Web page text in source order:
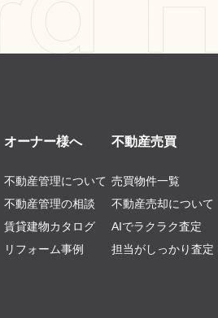
オーナー様へ
不動産管理について
不動産管理の相談
賃貸建物カタログ
リフォーム事例
不動産売買
売買物件一覧
不動産売却について
AIでラクラク査定
担当がしっかり査定